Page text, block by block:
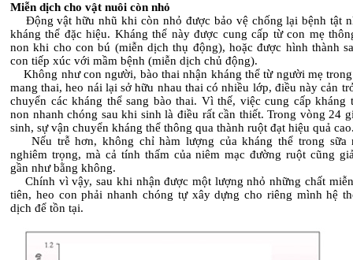
Miễn dịch cho vật nuôi còn nhỏ
Động vật hữu nhũ khi còn nhỏ được bảo vệ chống lại bệnh tật
kháng thể đặc hiệu. Kháng thể này được cung cấp từ con mẹ
non khi cho con bú (miễn dịch thụ động), hoặc được hình thành
con tiếp xúc với mầm bệnh (miễn dịch chủ động).
Không như con người, bào thai nhận kháng thể từ người mẹ
mang thai, heo nái lại sở hữu nhau thai có nhiều lớp, điều này cản
chuyển các kháng thể sang bào thai. Vì thế, việc cung cấp kháng
non nhanh chóng sau khi sinh là điều rất cần thiết. Trong vòng 24
sinh, sự vận chuyển kháng thể thông qua thành ruột đạt hiệu quả
Nếu trễ hơn, không chỉ hàm lượng của kháng thể trong sữa
nghiêm trọng, mà cả tính thấm của niêm mạc đường ruột cũng
gần như bằng không.
Chính vì vậy, sau khi nhận được một lượng nhỏ những chất
tiên, heo con phải nhanh chóng tự xây dựng cho riêng mình hệ
dịch để tồn tại.